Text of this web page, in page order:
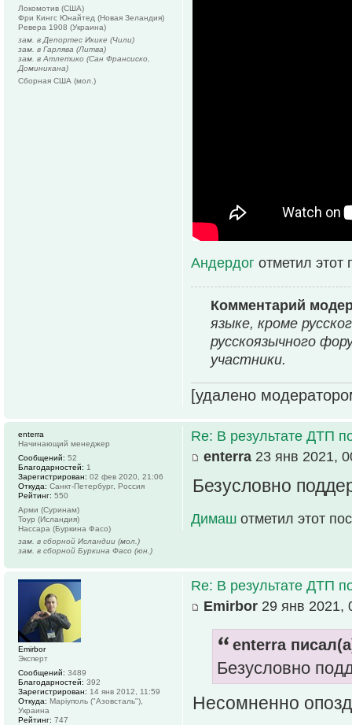
Андердог отметил этот
Комментарий
языке, кроме
русскоязычного
участники.
[удалено
Локомотив (США)
Фри Кингс Юнайтед (Новая Зеландия)
Ревера 1908 (Украина)
зам. в Депортес Икике (Чили)
зам. в Гарлява (Литва)
зам. в Атлетико (Сан Франсиско,
Доминикана)
Сборная США (мол.)
Re: В результате ДТП
enterra 23 янв 2021,
Безусловно
Димаш отметил этот
enterra
Начинающий менеджер
Сообщений: 52
Благодарностей: 1
Зарегистрирован: 02 фев 2020, 21:06
Откуда: Санкт-Петербург, Россия
Рейтинг: 550
Арми (Суринам)
Тоур (Исландия)
Нассара (Буркина Фасо)
зам. в сборной Исландии (мол.)
зам. в сборной Буркина Фасо (юн.)
Re: В результате ДТП
Emirbor 29 янв 2021,
enterra
Безусловно
Несомненно
Emirbor
Эксперт
Сообщений: 3489
Благодарностей: 392
Зарегистрирован: 14 янв 2012, 11:59
Откуда: Маріуполь ("Азовсталь"),
Украина
Рейтинг: 747